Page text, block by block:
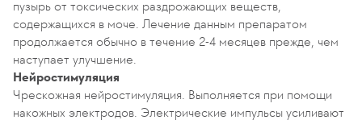
пузырь от токсических раздрожающих веществ,
содержащихся в моче. Лечение данным препаратом
продолжается обычно в течение 2-4 месяцев прежде, чем
наступает улучшение.
Нейростимуляция
Чрескожная нейростимуляция. Выполняется при помощи
накожных электродов. Электрические импульсы усиливают